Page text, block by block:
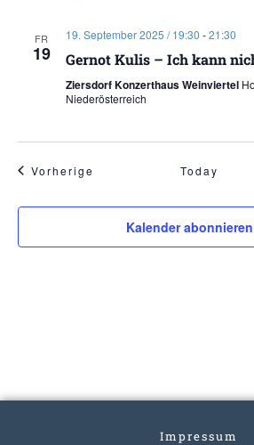
FR
19
19. September 2025 / 19:30 -21:30
Gernot Kulis – Ich kann
Ziersdorf Konzerthaus Weinviertel
Niederösterreich
Vorherige VeranstaltungenToday
Kalender abonnieren
Impressum